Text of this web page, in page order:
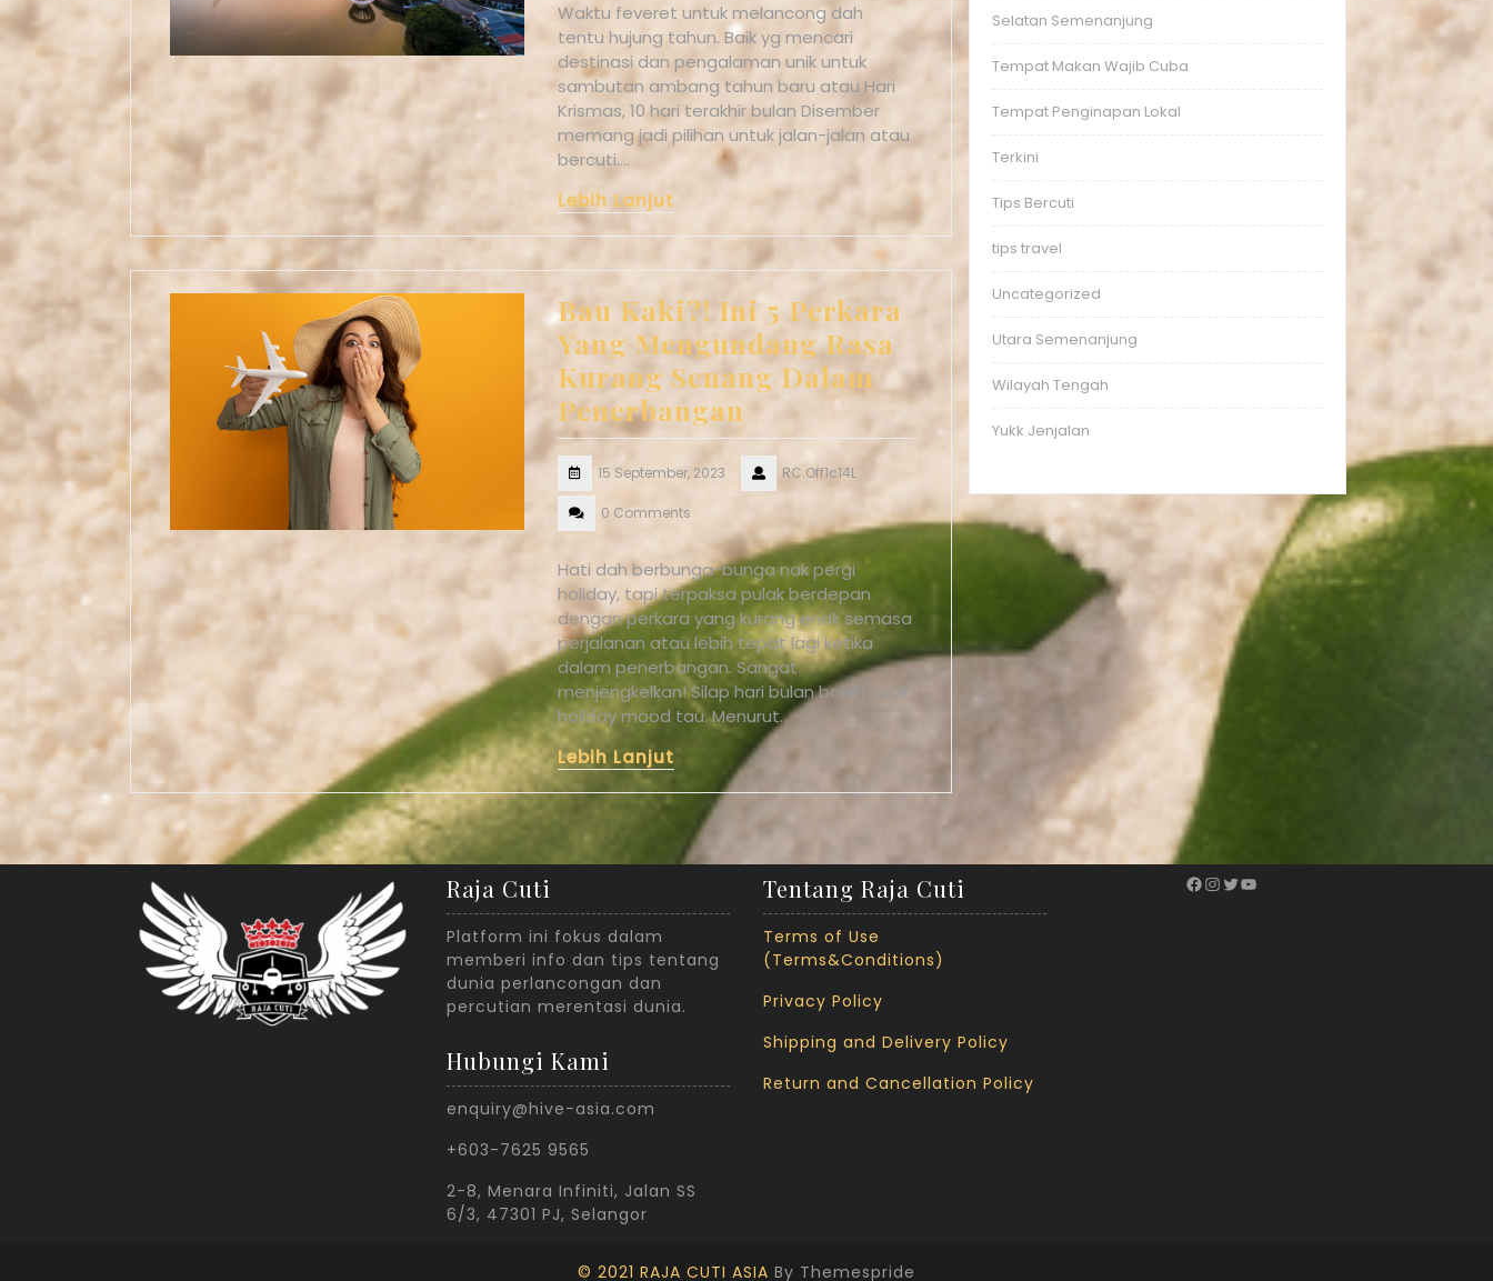
Waktu feveret untuk melancong dah
tentu hujung tahun. Baik yg mencari
destinasi dan pengalaman unik untuk
sambutan ambang tahun baru atau Hari
Krismas, 10 hari terakhir bulan Disember
memang jadi pilihan untuk jalan-jalan atau
bercuti.…
Lebih Lanjut
Bau Kaki?! Ini 5 Perkara
Yang Mengundang Rasa
Kurang Senang Dalam
Penerbangan
15 September, 2023 RC.Off1c14L
0 Comments
Hati dah berbunga-bunga nak pergi
holiday, tapi terpaksa pulak berdepan
dengan perkara yang kurang enak semasa
perjalanan atau lebih tepat lagi ketika
dalam penerbangan. Sangat
menjengkelkan! Silap hari bulan boleh spoil
holiday mood tau. Menurut…
Lebih Lanjut
Selatan Semenanjung
Tempat Makan Wajib Cuba
Tempat Penginapan Lokal
Terkini
Tips Bercuti
tips travel
Uncategorized
Utara Semenanjung
Wilayah Tengah
Yukk Jenjalan
Raja Cuti
Platform ini fokus dalam
memberi info dan tips tentang
dunia perlancongan dan
percutian merentasi dunia.
Hubungi Kami
enquiry@hive-asia.com
+603-7625 9565
2-8, Menara Infiniti, Jalan SS
6/3, 47301 PJ, Selangor
Tentang Raja Cuti
Terms of Use
(Terms&Conditions)
Privacy Policy
Shipping and Delivery Policy
Return and Cancellation Policy
© 2021 RAJA CUTI ASIA By Themespride